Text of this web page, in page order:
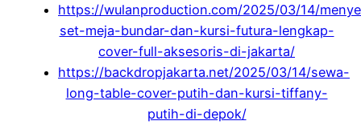
https://wulanproduction.com/2025/03/14/
set-meja-bundar-dan-kursi-futura-lengkap-
cover-full-aksesoris-di-jakarta/
https://backdropjakarta.net/2025/03/14/sewa-
long-table-cover-putih-dan-kursi-tiffany-
putih-di-depok/